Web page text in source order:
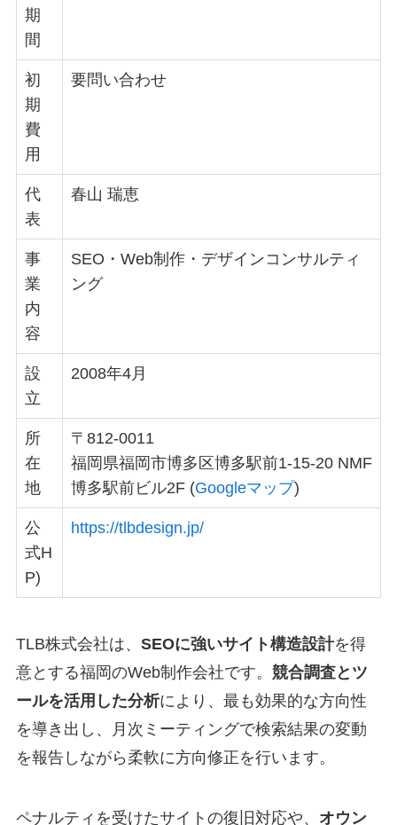
期
間
初
期
費
用
要問い合わせ
代
表
春山 瑞恵
事
業
内
容
SEO・Web制作・デザインコンサルティ
ング
設
立
2008年4月
所
在
地
〒812-0011
福岡県福岡市博多区博多駅前1-15-20 NMF
博多駅前ビル2F (Googleマップ)
公
式H
P)
https://tlbdesign.jp/
TLB株式会社は、 SEOに強いサイト構造設計を得
意とする福岡のWeb制作会社です。 競合調査とツ
ールを活用した分析により、最も効果的な方向性
を導き出し、月次ミーティングで検索結果の変動
を報告しながら柔軟に方向修正を行います。
ペナルティを受けたサイトの復旧対応や、 オウン